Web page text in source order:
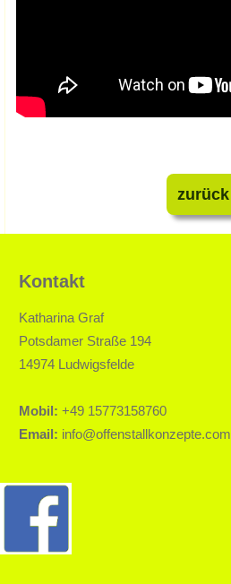
zurück
Kontakt
Katharina Graf
Potsdamer Straße 194
14974 Ludwigsfelde
Mobil: +49 15773158760
Email: info@offenstallkonzepte.com